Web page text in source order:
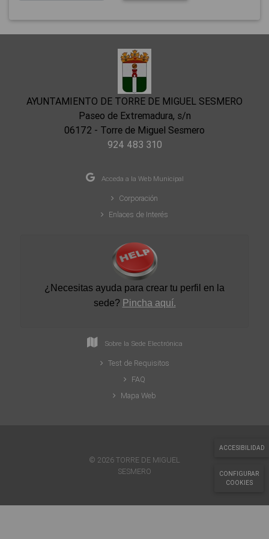
AYUNTAMIENTO DE TORRE DE MIGUEL SESMERO
Paseo de Extremadura, s/n
06172 - Torre de Miguel Sesmero
924 483 310
Acceda a la Web Municipal
Corporación
Enlaces de Interés
¿Necesitas ayuda para crear tu perfil en la
sede? Pincha aquí.
Sobre la Sede Electrónica
Test de Requisitos
FAQ
Mapa Web
© 2026 TORRE DE MIGUEL
SESMERO
ACCESIBILIDAD
CONFIGURAR
COOKIES